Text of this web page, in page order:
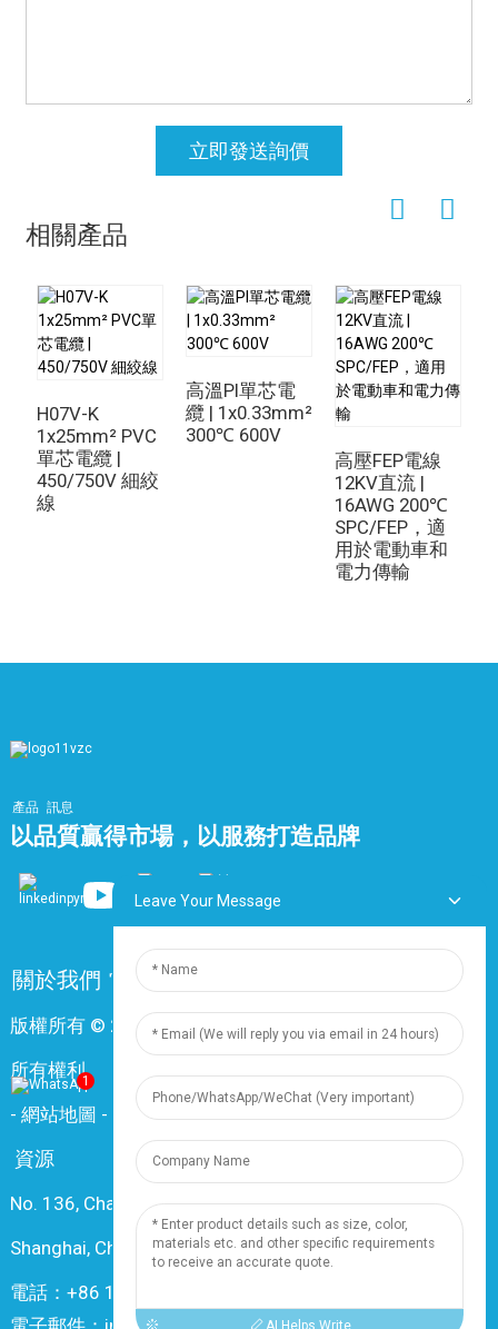
立即發送詢價
相關產品
H07V-K
1x25mm² PVC
單芯電纜 |
450/750V 細絞
線
高溫PI單芯電
纜 | 1x0.33mm²
300℃ 600V
高壓FEP電線
12KV直流 |
16AWG 200℃
SPC/FEP，適
用於電動車和
電力傳輸
產品 訊息
以品質贏得市場，以服務打造品牌
關於我們 常問問題
版權所有 © 2024 上海鼎尊電氣電纜股份有限公司。保留
所有權利。
- 網站地圖 - Resource
資源
No. 136, Changxiang Rd., Nanxiang Town, 201802,
Shanghai, China
電話：+86 18019377761
1
Leave Your Message